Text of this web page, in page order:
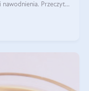
nawodnienia. Przeczytaj